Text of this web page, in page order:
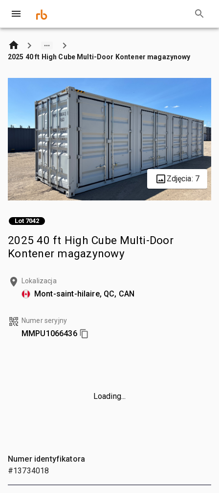
2025 40 ft High Cube Multi-Door Kontener magazynowy
Zdjęcia: 7
Lot 7042
2025 40 ft High Cube Multi-Door
Kontener magazynowy
Lokalizacja
Mont-saint-hilaire, QC, CAN
Numer seryjny
MMPU1066436
Loading...
Numer identyfikatora
#13734018